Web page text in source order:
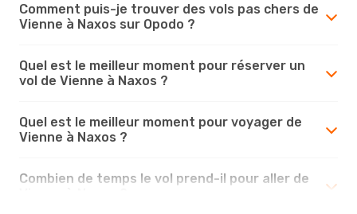
Comment puis-je trouver des vols pas chers de
Vienne à Naxos sur Opodo ?
Quel est le meilleur moment pour réserver un
vol de Vienne à Naxos ?
Quel est le meilleur moment pour voyager de
Vienne à Naxos ?
Combien de temps le vol prend-il pour aller de